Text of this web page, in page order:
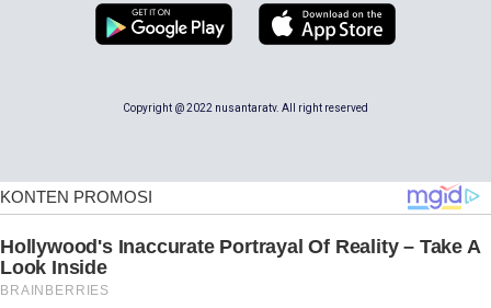
Copyright @ 2022 nusantaratv. All right reserved